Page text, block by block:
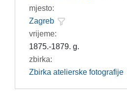
mjesto:
Zagreb
vrijeme:
1875.-1879. g.
zbirka:
Zbirka atelierske fotografije